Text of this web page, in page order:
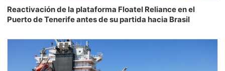
Reactivación de la plataforma Floatel Reliance en el
Puerto de Tenerife antes de su partida hacia Brasil